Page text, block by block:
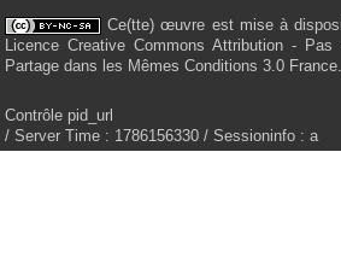
Ce(tte) œuvre est mise à
Licence Creative Commons Attribution - Pas
Partage dans les Mêmes Conditions 3.0 France.
Contrôle pid_url
/ Server Time : 1786156330 / Sessioninfo : a